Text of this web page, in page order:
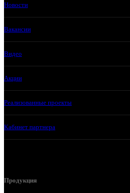
Новости
Вакансии
Видео
Акции
Реализованные проекты
Кабинет партнера
Продукция